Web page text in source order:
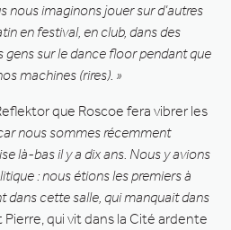
nous imaginons jouer sur d’autres
en festival, en club, dans des
gens sur le dance floor pendant que
machines (rires). »
que Roscoe fera vibrer les
nous sommes récemment
là-bas il y a dix ans. Nous y avions
: nous étions les premiers à
dans cette salle, qui manquait dans
Pierre, qui vit dans la Cité ardente